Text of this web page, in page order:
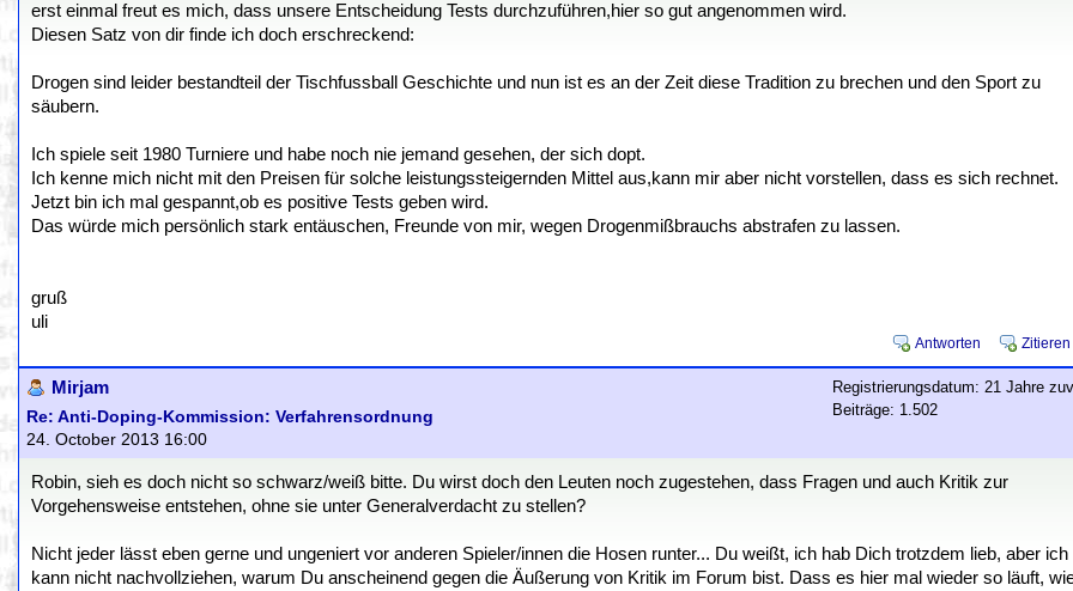
erst einmal freut es mich, dass unsere Entscheidung Tests durchzuführen,hier so gut angenommen wird.
Diesen Satz von dir finde ich doch erschreckend:
Drogen sind leider bestandteil der Tischfussball Geschichte und nun ist es an der Zeit diese Tradition zu brechen und den Sport zu
säubern.
Ich spiele seit 1980 Turniere und habe noch nie jemand gesehen, der sich dopt.
Ich kenne mich nicht mit den Preisen für solche leistungssteigernden Mittel aus,kann mir aber nicht vorstellen, dass es sich rechnet.
Jetzt bin ich mal gespannt,ob es positive Tests geben wird.
Das würde mich persönlich stark entäuschen, Freunde von mir, wegen Drogenmißbrauchs abstrafen zu lassen.
gruß
uli
Antworten Zitieren
Mirjam
Re: Anti-Doping-Kommission: Verfahrensordnung
24. October 2013 16:00
Registrierungsdatum: 21 Jahre
Beiträge: 1.502
Robin, sieh es doch nicht so schwarz/weiß bitte. Du wirst doch den Leuten noch zugestehen, dass Fragen und auch Kritik zur
Vorgehensweise entstehen, ohne sie unter Generalverdacht zu stellen?
Nicht jeder lässt eben gerne und ungeniert vor anderen Spieler/innen die Hosen runter... Du weißt, ich hab Dich trotzdem lieb, aber ich
kann nicht nachvollziehen, warum Du anscheinend gegen die Äußerung von Kritik im Forum bist. Dass es hier mal wieder so läuft,